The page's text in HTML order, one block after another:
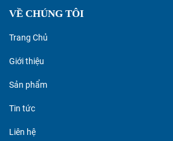
VỀ CHÚNG TÔI
Trang Chủ
Giới thiệu
Sản phẩm
Tin tức
Liên hệ